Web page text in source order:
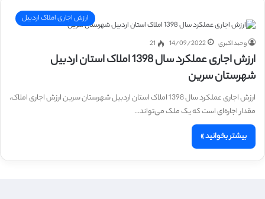
ارزش اجاری املاک اردبیل
وحید اکبری 14/09/2022
21
ارزش اجاری عملکرد سال 1398 املاک استان اردبیل
شهرستان سرین
ارزش اجاری عملکرد سال 1398 املاک استان اردبیل شهرستان سرین ارزش اجاری املاک،
مقدار اجاره‌ای است که یک ملک می‌تواند…
بیشتر بخوانید »